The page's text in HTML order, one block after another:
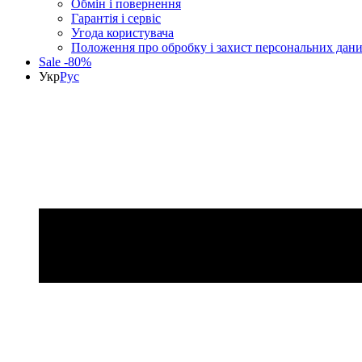
Обмін і повернення
Гарантія і сервіс
Угода користувача
Положення про обробку і захист персональних
Sale -80%
УкрРус